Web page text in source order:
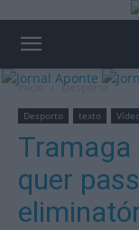
Início Desporto
Desporto texto
Tramaga
quer